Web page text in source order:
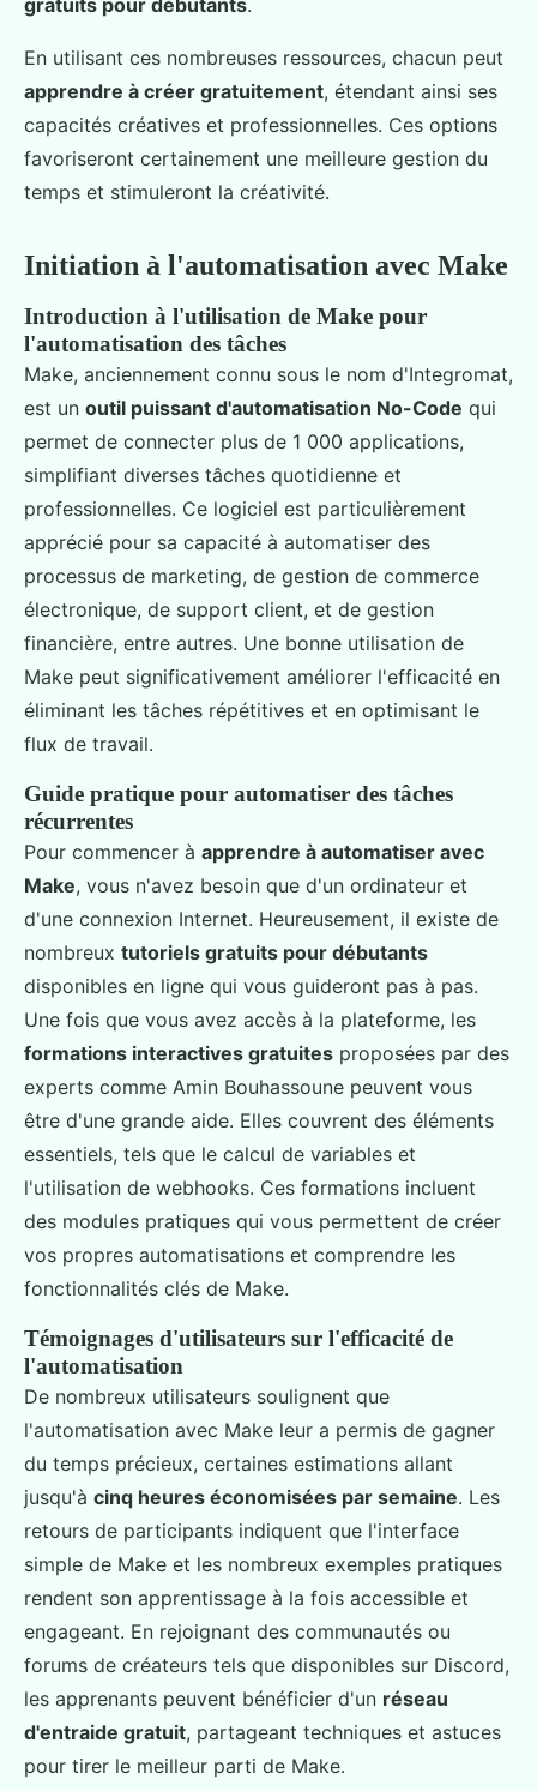
gratuits pour débutants.
En utilisant ces nombreuses ressources, chacun peut
apprendre à créer gratuitement, étendant ainsi ses
capacités créatives et professionnelles. Ces options
favoriseront certainement une meilleure gestion du
temps et stimuleront la créativité.
Initiation à l'automatisation avec Make
Introduction à l'utilisation de Make pour
l'automatisation des tâches
Make, anciennement connu sous le nom d'Integromat,
est un outil puissant d'automatisation No-Code qui
permet de connecter plus de 1 000 applications,
simplifiant diverses tâches quotidienne et
professionnelles. Ce logiciel est particulièrement
apprécié pour sa capacité à automatiser des
processus de marketing, de gestion de commerce
électronique, de support client, et de gestion
financière, entre autres. Une bonne utilisation de
Make peut significativement améliorer l'efficacité en
éliminant les tâches répétitives et en optimisant le
flux de travail.
Guide pratique pour automatiser des tâches
récurrentes
Pour commencer à apprendre à automatiser avec
Make, vous n'avez besoin que d'un ordinateur et
d'une connexion Internet. Heureusement, il existe de
nombreux tutoriels gratuits pour débutants
disponibles en ligne qui vous guideront pas à pas.
Une fois que vous avez accès à la plateforme, les
formations interactives gratuites proposées par des
experts comme Amin Bouhassoune peuvent vous
être d'une grande aide. Elles couvrent des éléments
essentiels, tels que le calcul de variables et
l'utilisation de webhooks. Ces formations incluent
des modules pratiques qui vous permettent de créer
vos propres automatisations et comprendre les
fonctionnalités clés de Make.
Témoignages d'utilisateurs sur l'efficacité de
l'automatisation
De nombreux utilisateurs soulignent que
l'automatisation avec Make leur a permis de gagner
du temps précieux, certaines estimations allant
jusqu'à cinq heures économisées par semaine. Les
retours de participants indiquent que l'interface
simple de Make et les nombreux exemples pratiques
rendent son apprentissage à la fois accessible et
engageant. En rejoignant des communautés ou
forums de créateurs tels que disponibles sur Discord,
les apprenants peuvent bénéficier d'un réseau
d'entraide gratuit, partageant techniques et astuces
pour tirer le meilleur parti de Make.